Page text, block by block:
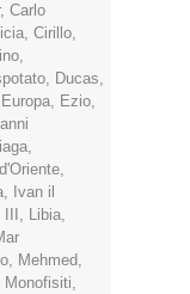
, Carlo
, Cirillo,
,
, Ducas,
Europa, Ezio,
,
,
, Ivan il
, Libia,
, Mehmed,
Monofisiti,